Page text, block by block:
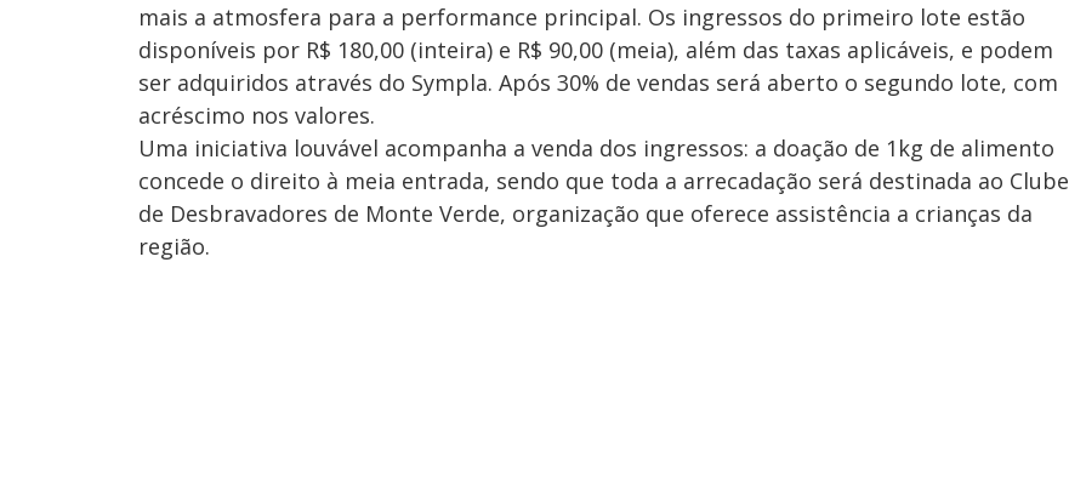
mais a atmosfera para a performance principal. Os ingressos do primeiro lote estão
disponíveis por R$ 180,00 (inteira) e R$ 90,00 (meia), além das taxas aplicáveis, e podem
ser adquiridos através do Sympla. Após 30% de vendas será aberto o segundo lote, com
acréscimo nos valores.
Uma iniciativa louvável acompanha a venda dos ingressos: a doação de 1kg de alimento
concede o direito à meia entrada, sendo que toda a arrecadação será destinada ao Clube
de Desbravadores de Monte Verde, organização que oferece assistência a crianças da
região.